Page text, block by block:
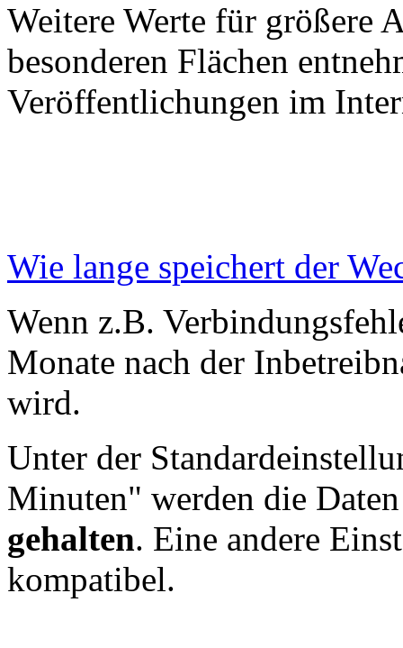
Weitere Werte für größere
besonderen Flächen
Veröffentlichungen im
Wie lange speichert der
Wenn z.B.
Monate nach der
wird.
Unter der
Minuten" werden die Daten
gehalten. Eine andere
kompatibel.